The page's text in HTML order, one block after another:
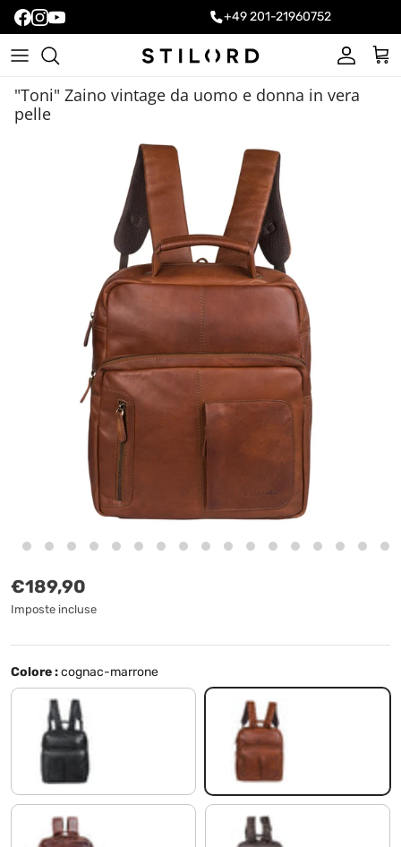
+49 201-21960752
Account
"Toni" Zaino vintage da uomo e donna in vera
pelle
Prezzo normale
€189,90
Imposte incluse
Colore :cognac-marrone
nero cognac-marrone